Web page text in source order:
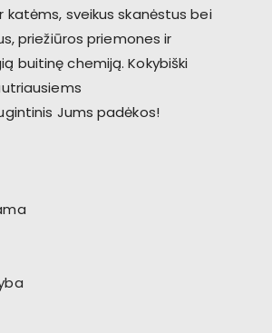
katėms, sveikus skanėstus bei
priežiūros priemones ir
buitinę chemiją. Kokybiški
Jums padėkos!